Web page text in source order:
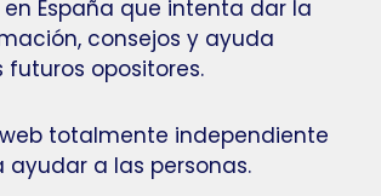
España que intenta dar la
consejos y ayuda
futuros opositores.
totalmente independiente
ayudar a las personas.